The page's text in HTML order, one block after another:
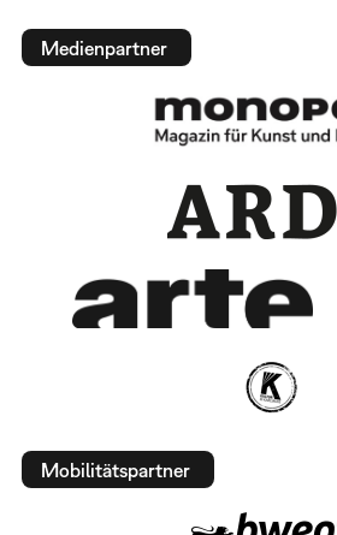
Medienpartner
Mobilitätspartner